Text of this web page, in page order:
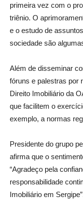
primeira vez com o
triênio. O
e o estudo de
sociedade são
Além de disseminar
fóruns e palestras por
Direito Imobiliário da
que facilitem o
exemplo, a normas
Presidente do grupo
afirma que o
“Agradeço pela
responsabilidade
Imobiliário em